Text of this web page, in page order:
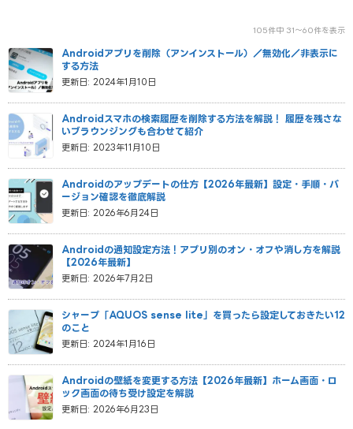
105件中 31〜60件を表示
更新日: 2024年1月10日
Androidアプリを削除（アンインストール）／無効化／非表示に
する方法
更新日: 2023年11月10日
Androidスマホの検索履歴を削除する方法を解説！ 履歴を残さな
いブラウンジングも合わせて紹介
更新日: 2026年6月24日
Androidのアップデートの仕方【2026年最新】設定・手順・バ
ージョン確認を徹底解説
更新日: 2026年7月2日
Androidの通知設定方法！アプリ別のオン・オフや消し方を解説
【2026年最新】
更新日: 2024年1月16日
シャープ「AQUOS sense lite」を買ったら設定しておきたい12
のこと
更新日: 2026年6月23日
Androidの壁紙を変更する方法【2026年最新】ホーム画面・ロ
ック画面の待ち受け設定を解説